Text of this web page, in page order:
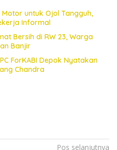
Motor untuk Ojol Tangguh,
Informal
Bersih di RW 23, Warga
Banjir
ForKABI Depok Nyatakan
Chandra
Pos selanjutnya